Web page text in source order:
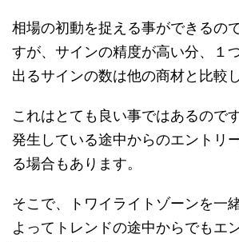
相場の初動を捉える事ができるの
すが、サインの精度が高い分、１
出るサインの数は他の商材と比較
これはとても良い事ではあるので
発生している途中からのエントリ
る場合もあります。
そこで、トワイライトゾーンを一
よってトレンドの途中からでもエ